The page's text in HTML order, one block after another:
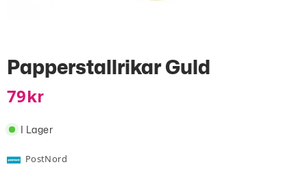
Papperstallrikar Guld
79 Kr
I Lager
PostNord